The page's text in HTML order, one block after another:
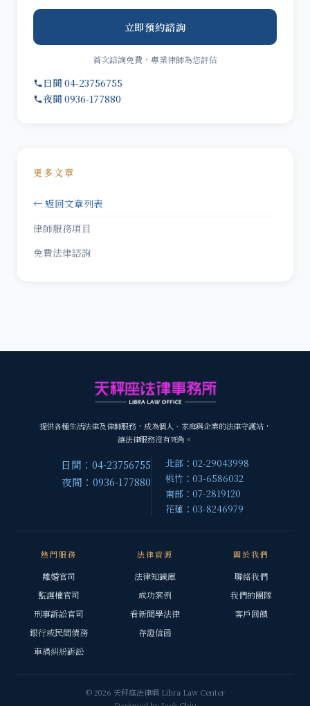
立即預約諮詢
首次諮詢免費，專業律師為您評估
日間 04-23756755
夜間 0936-177880
更多文章
← 返回文章列表
律師服務項目
免費法律諮詢
提供各種生活法律及律師服務，成為個人、家庭與企業的法律守護站，
讓法律服務沒有死角。
日間：04-23756755
夜間：0936-177880
北部：02-29043998
桃竹：03-6586032
南部：07-2819120
花蓮：03-8246979
熱門服務
離婚官司
監護權官司
刑事訴訟官司
銀行或民間債務
車禍糾紛訴訟
法律資源
法律知識庫
成功案例
看新聞學法律
存證信函
關於我們
聯絡我們
我們的團隊
客戶回饋
© 2026 天秤座法律網 Libra Law Center